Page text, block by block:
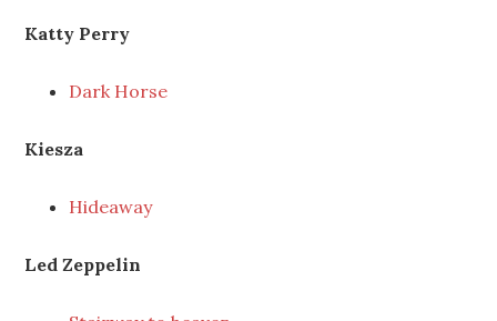
Katty Perry
Dark Horse
Kiesza
Hideaway
Led Zeppelin